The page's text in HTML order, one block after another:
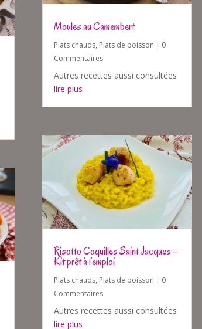
Moules au Camembert
Plats chauds, Plats de poisson | 0
Commentaires
Autres recettes aussi consultées
lire plus
Risotto Coquilles Saint Jacques –
Kit prêt à l’emploi
Plats chauds, Plats de poisson | 0
Commentaires
Autres recettes aussi consultées
lire plus